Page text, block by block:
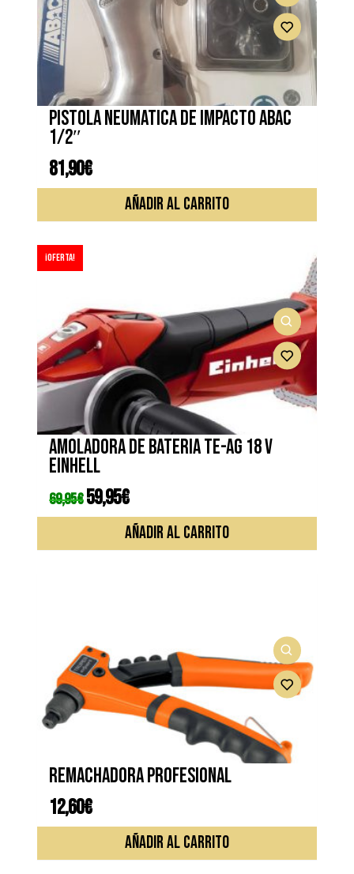
Pistola neumatica de impacto ABAC
1/2″
81,90€
AÑADIR AL CARRITO
¡Oferta!
Amoladora de bateria TE-AG 18 V
EINHELL
69,95€ El
precio
original
59,95€El
precio
actual
es:
59,95€.
AÑADIR AL CARRITO
Remachadora profesional
12,60€
AÑADIR AL CARRITO